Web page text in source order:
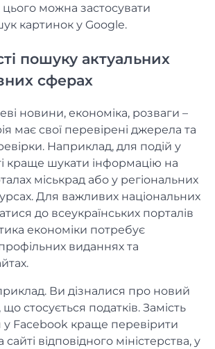
цього можна застосувати
картинок у Google.
пошуку актуальних
сферах
новини, економіка, розваги –
має свої перевірені джерела та
Наприклад, для подій у
краще шукати інформацію на
міськрад або у регіональних
Для важливих національних
до всеукраїнських порталів
економіки потребує
виданнях та
Ви дізналися про новий
стосується податків. Замість
у Facebook краще перевірити
відповідного міністерства, у